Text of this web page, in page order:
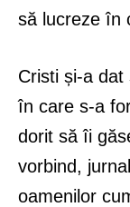
să lucreze în
Cristi și-a
în care s-a
dorit să îi
vorbind,
oamenilor